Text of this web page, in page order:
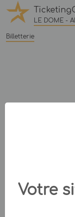
LE DOME -
Billetterie
Votre